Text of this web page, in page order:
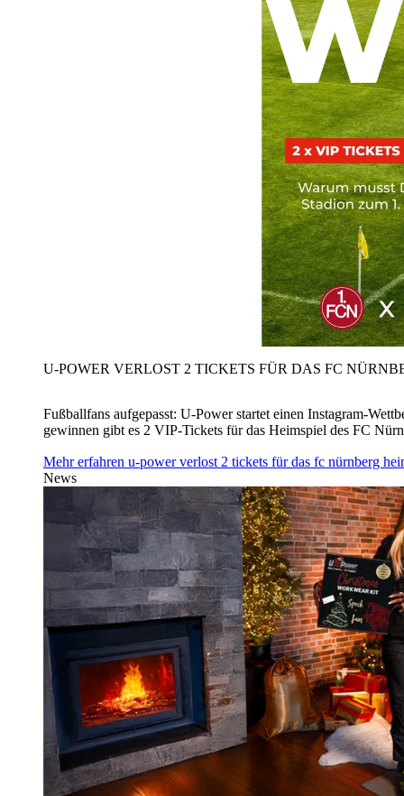
U‑POWER VERLOST 2 TICKETS FÜR DAS FC
Fußballfans aufgepasst: U‑Power startet einen Instagram-
gewinnen gibt es 2 VIP-Tickets für das Heimspiel des FC
Mehr erfahren u‑power verlost 2 tickets für das fc nürnberg
News